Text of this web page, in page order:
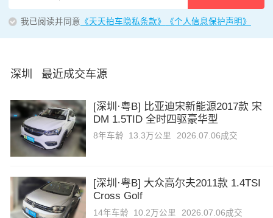
我已阅读并同意 《天天拍车隐私条款》 《个人信息保护声明》
深圳 最近成交车源
[深圳·粤B] 比亚迪宋新能源2017款 宋
DM 1.5TID 全时四驱豪华型
8年车龄 13.3万公里 2026.07.06成交
[深圳·粤B] 大众高尔夫2011款 1.4TSI
Cross Golf
14年车龄 10.2万公里 2026.07.06成交